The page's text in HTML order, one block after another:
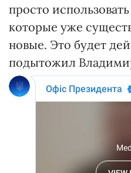
просто
которые уже
новые. Это будет
подытожил